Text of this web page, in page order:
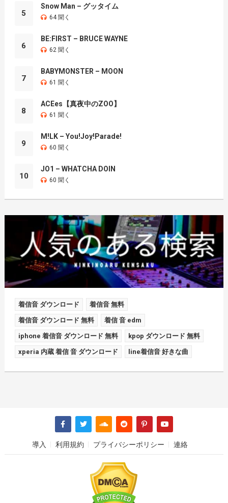
5
Snow Man – グッタイム
64 聞く
6
BE:FIRST – BRUCE WAYNE
62 聞く
7
BABYMONSTER – MOON
61 聞く
8
ACEes【真夜中のZOO】
61 聞く
9
M!LK – You!Joy!Parade!
60 聞く
10
JO1 – WHATCHA DOIN
60 聞く
着信音 ダウンロード 着信音 無料
着信音 ダウンロード 無料 着信 音 edm
iphone 着信音 ダウンロード 無料 kpop ダウンロード 無料
xperia 内蔵 着信 音 ダウンロード line着信音 好きな曲
導入 利用規約 プライバシーポリシー 連絡